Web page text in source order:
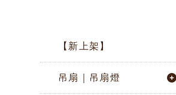
【新上架】
吊扇｜吊扇燈